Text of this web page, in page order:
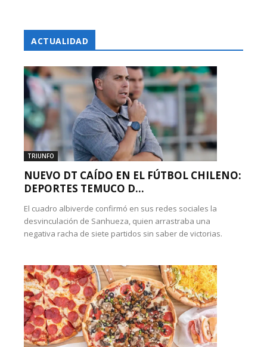
ACTUALIDAD
TRIUNFO
NUEVO DT CAÍDO EN EL FÚTBOL CHILENO:
DEPORTES TEMUCO D...
El cuadro albiverde confirmó en sus redes sociales la
desvinculación de Sanhueza, quien arrastraba una
negativa racha de siete partidos sin saber de victorias.